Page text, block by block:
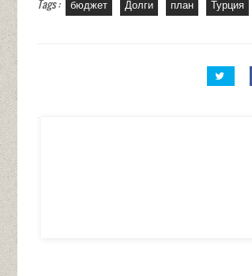
Tags : бюджет Долги план Турция